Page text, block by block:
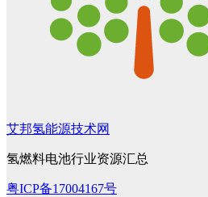
艾邦氢能源技术网
氢燃料电池行业资源汇总
粤ICP备17004167号